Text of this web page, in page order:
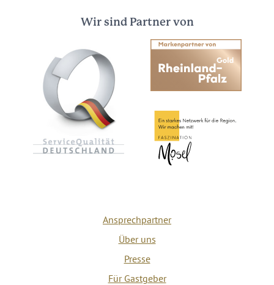
Wir sind Partner von
Ansprechpartner
Über uns
Presse
Für Gastgeber